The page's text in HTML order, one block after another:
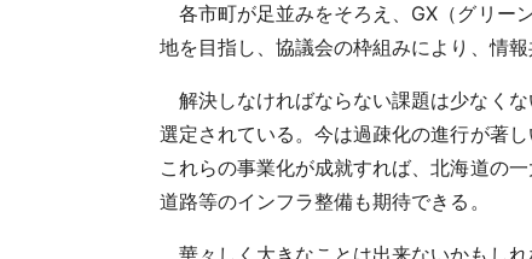
各市町が足並みをそろえ、GX（グリー
地を目指し、協議会の枠組みにより、情
解決しなければならない課題は少なく
選定されている。今は過疎化の進行が著
これらの事業化が成就すれば、北海道の
道路等のインフラ整備も期待できる。